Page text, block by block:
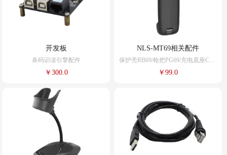
开发板
条码识读引擎配件
￥300.0
NLS-MT69相关配件
保护壳RB69/枪把PG69/充电底座CD69/四联充电器CD69-4B/电池BTY69
￥99.0